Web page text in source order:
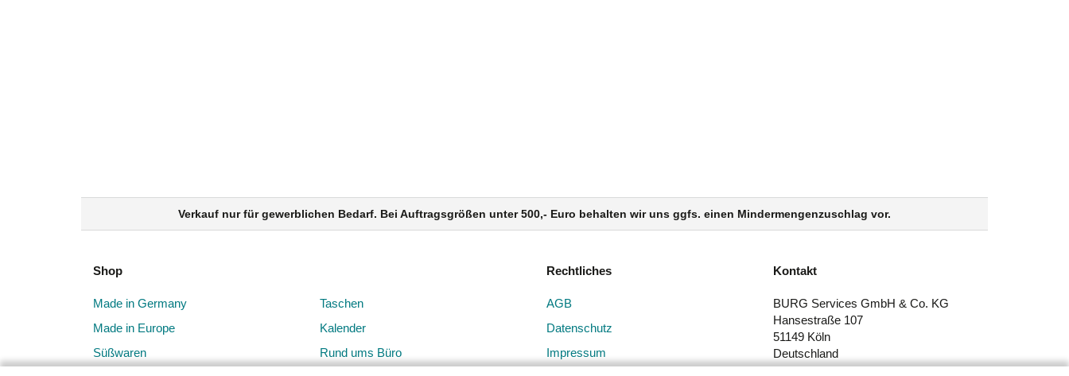
Verkauf nur für gewerblichen Bedarf. Bei Auftragsgrößen unter 500,- Euro behalten wir uns ggfs. einen Mindermengenzuschlag vor.
Shop
Made in Germany
Made in Europe
Süßwaren
Taschen
Kalender
Rund ums Büro
Rechtliches
AGB
Datenschutz
Impressum
Kontakt
BURG Services GmbH & Co. KG
Hansestraße 107
51149 Köln
Deutschland